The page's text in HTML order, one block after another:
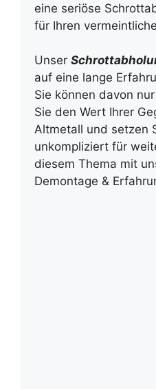
eine seriöse
für Ihren
Unser
auf eine lange
Sie können davon
Sie den Wert Ihrer
Altmetall und setzen
unkompliziert für
diesem Thema mit
Demontage &